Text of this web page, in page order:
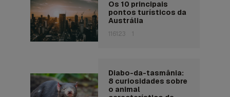
Os 10 principais
pontos turísticos da
Austrália
116123 1
Diabo-da-tasmânia:
8 curiosidades sobre
o animal